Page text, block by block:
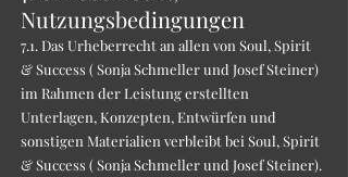
Nutzungsbedingungen
7.1. Das Urheberrecht an allen von Soul, Spirit
& Success ( Sonja Schmeller und Josef Steiner)
im Rahmen der Leistung erstellten
Unterlagen, Konzepten, Entwürfen und
sonstigen Materialien verbleibt bei Soul, Spirit
& Success ( Sonja Schmeller und Josef Steiner).